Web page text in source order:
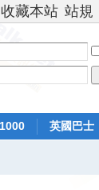
收藏本站 站規
英國巴士